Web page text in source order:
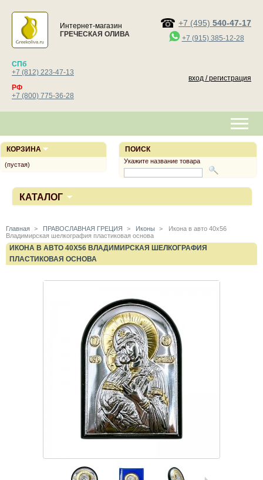
Интернет-магазин
ГРЕЧЕСКАЯ ОЛИВА
+7 (495) 540-47-17
+7 (915) 385-12-28
СПб
+7 (812) 223-47-13
РФ
+7 (800) 775-36-28
вход / регистрация
КАТАЛОГ
Главная > ПРАВОСЛАВНАЯ ГРЕЦИЯ > Иконы >
Икона в авто 40х56
Владимирская шелкография пластиковая основа
ИКОНА В АВТО 40Х56 ВЛАДИМИРСКАЯ ШЕЛКОГРАФИЯ
ПЛАСТИКОВАЯ ОСНОВА
ПОИСК
Укажите название товара
КОРЗИНА
(пустая)